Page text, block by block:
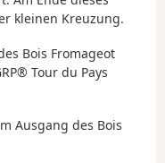
kleinen Kreuzung.
Bois Fromageot
Tour du Pays
Ausgang des Bois